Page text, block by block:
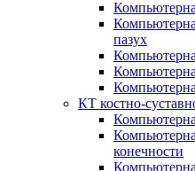
пазух
КТ костно-
конечности